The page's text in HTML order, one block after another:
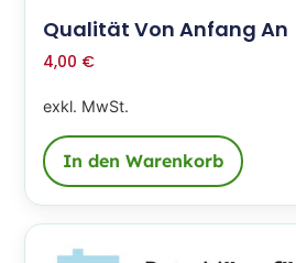
Qualität Von Anfang An
4,00 €
exkl. MwSt.
In den Warenkorb